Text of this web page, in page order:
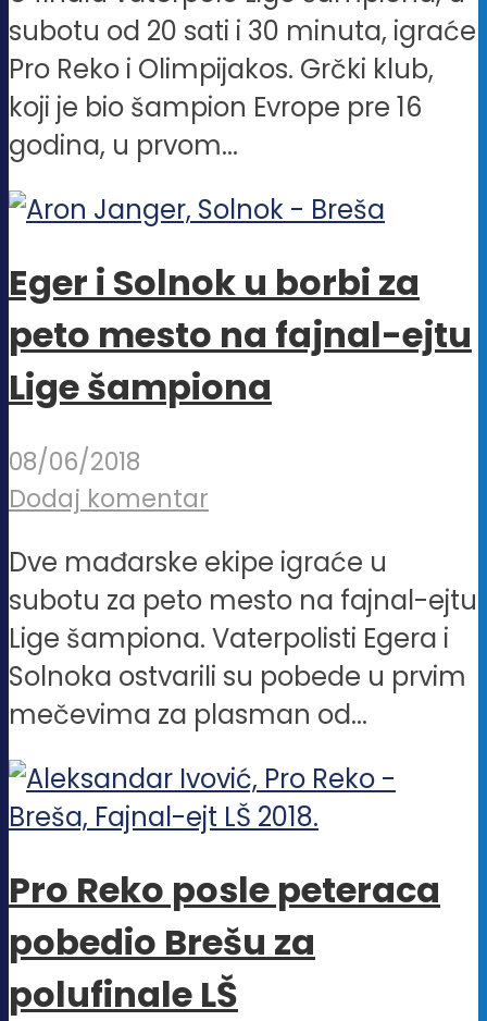
subotu od 20 sati i 30 minuta, igraće
Pro Reko i Olimpijakos. Grčki klub,
koji je bio šampion Evrope pre 16
godina, u prvom...
Eger i Solnok u borbi za
peto mesto na fajnal-ejtu
Lige šampiona
08/06/2018
Dodaj komentar
Dve mađarske ekipe igraće u
subotu za peto mesto na fajnal-ejtu
Lige šampiona. Vaterpolisti Egera i
Solnoka ostvarili su pobede u prvim
mečevima za plasman od...
Pro Reko posle peteraca
pobedio Brešu za
polufinale LŠ